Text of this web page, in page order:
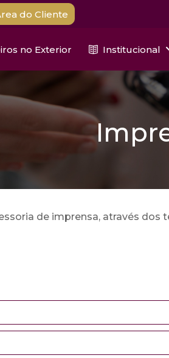
do Cliente
no Exterior Institucional
de imprensa, através dos